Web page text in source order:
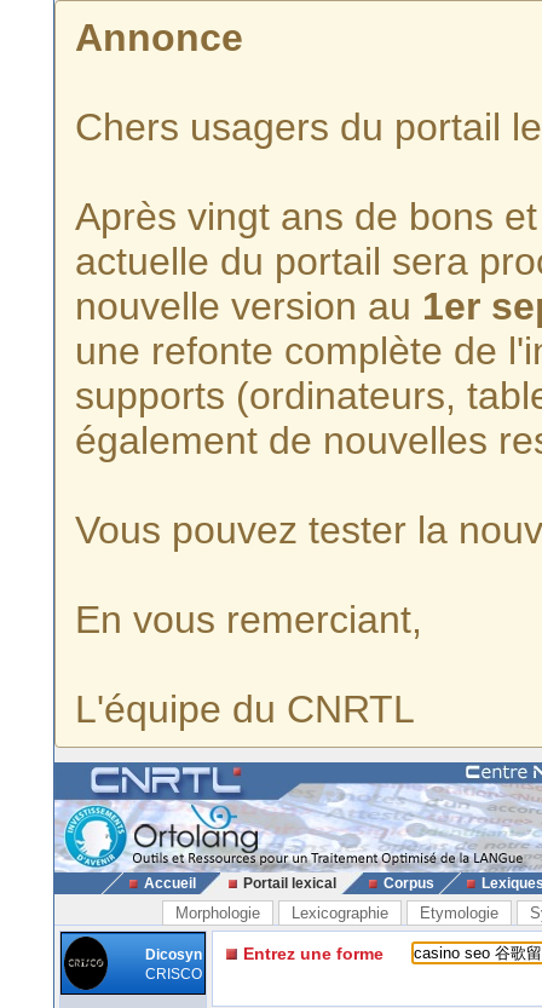
Annonce
Chers usagers du portail
Après vingt ans de bons
actuelle du portail sera
nouvelle version au 1er
une refonte complète de
supports (ordinateurs,
également de nouvelles
Vous pouvez tester la
En vous remerciant,
L'équipe du CNRTL
Accueil Portail lexical Corpus
Morphologie Lexicographie Etymologie
Dicosyn
CRISCO
Entrez une forme